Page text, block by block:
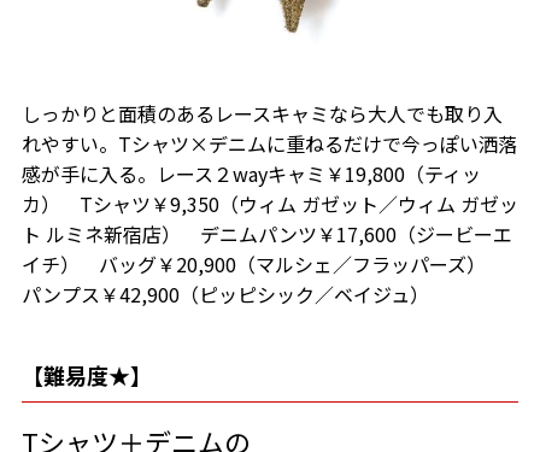
しっかりと面積のあるレースキャミなら大人でも取り入
れやすい。Tシャツ×デニムに重ねるだけで今っぽい洒落
感が手に入る。レース２wayキャミ￥19,800（ティッ
カ） Tシャツ￥9,350（ウィム ガゼット／ウィム ガゼッ
ト ルミネ新宿店） デニムパンツ￥17,600（ジービーエ
イチ） バッグ￥20,900（マルシェ／フラッパーズ）
パンプス￥42,900（ピッピシック／ベイジュ）
【難易度★】
Tシャツ＋デニムの